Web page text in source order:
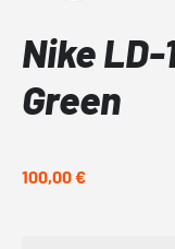
Nike
Green
100,00 €